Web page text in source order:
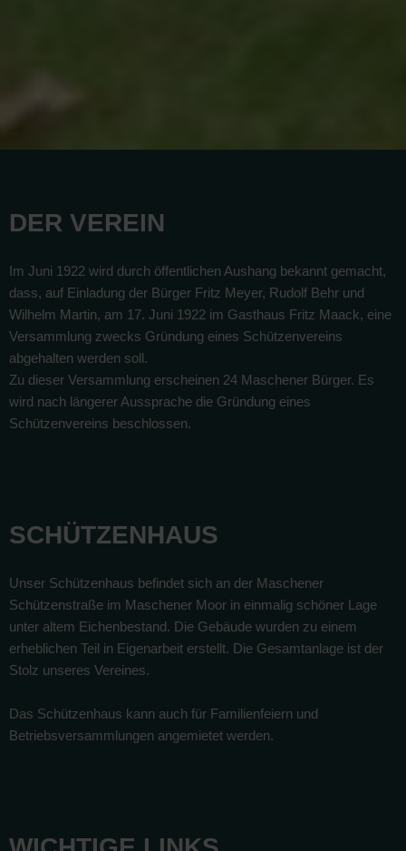
DER VEREIN
Im Juni 1922 wird durch öffentlichen Aushang bekannt gemacht,
dass, auf Einladung der Bürger Fritz Meyer, Rudolf Behr und
Wilhelm Martin, am 17. Juni 1922 im Gasthaus Fritz Maack, eine
Versammlung zwecks Gründung eines Schützenvereins
abgehalten werden soll.
Zu dieser Versammlung erscheinen 24 Maschener Bürger. Es
wird nach längerer Aussprache die Gründung eines
Schützenvereins beschlossen.
SCHÜTZENHAUS
Unser Schützenhaus befindet sich an der Maschener
Schützenstraße im Maschener Moor in einmalig schöner Lage
unter altem Eichenbestand. Die Gebäude wurden zu einem
erheblichen Teil in Eigenarbeit erstellt. Die Gesamtanlage ist der
Stolz unseres Vereines.
Das Schützenhaus kann auch für Familienfeiern und
Betriebsversammlungen angemietet werden.